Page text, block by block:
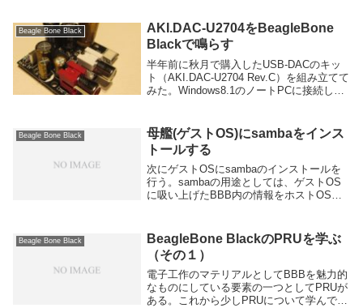
Beagle Bone Black
AKI.DAC-U2704をBeagleBone
Blackで鳴らす
半年前に秋月で購入したUSB-DACのキッ
ト（AKI.DAC-U2704 Rev.C）を組み立てて
みた。Windows8.1のノートPCに接続し特
Au...
Beagle Bone Black
母艦(ゲストOS)にsambaをインス
トールする
次にゲストOSにsambaのインストールを
行う。sambaの用途としては、ゲストOS
に吸い上げたBBB内の情報をホストOSで
NASサーバーに保存する為に用いる。
tem...
Beagle Bone Black
BeagleBone BlackのPRUを学ぶ
（その１）
電子工作のマテリアルとしてBBBを魅力的
なものにしている要素の一つとしてPRUが
ある。これから少しPRUについて学んでい